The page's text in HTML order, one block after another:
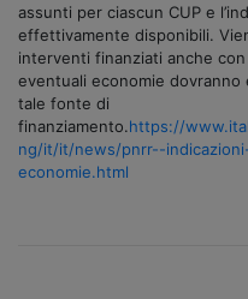
assunti per ciascun CUP e
effettivamente disponibili.
interventi finanziati anche con
eventuali economie
tale fonte di
finanziamento.https://
ng/it/it/news/pnrr--
economie.html